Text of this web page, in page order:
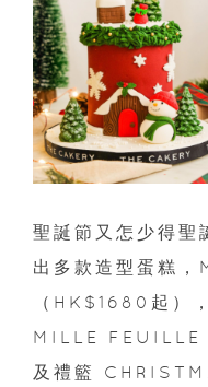
聖誕節又怎少得
出多款造型蛋糕
（HK$1680起
MILLE FEUILLE
及禮籃